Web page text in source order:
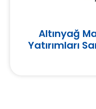
Altınyağ
Yatırımları